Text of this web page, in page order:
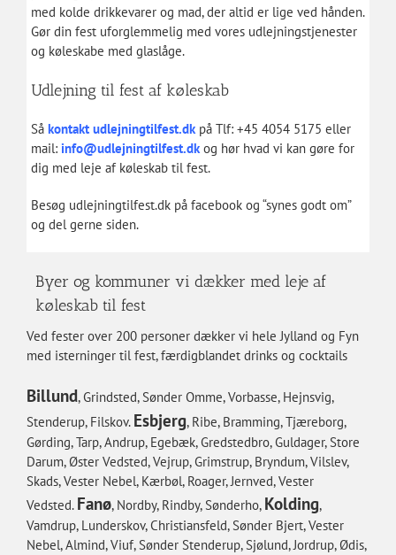
med kolde drikkevarer og mad, der altid er lige ved hånden.
Gør din fest uforglemmelig med vores udlejningstjenester
og køleskabe med glaslåge.
Udlejning til fest af køleskab
Så kontakt udlejningtilfest.dkpå Tlf: +45 4054 5175 eller
mail: info@udlejningtilfest.dkog hør hvad vi kan gøre for
dig med leje af køleskab til fest.
Besøg udlejningtilfest.dk på facebookog “synes godt om”
og del gerne siden.
Byer og kommuner vi dækker med leje af
køleskab til fest
Ved fester over 200 personer dækker vi hele Jylland og Fyn
med isterninger til fest, færdigblandet drinks og cocktails
Billund, Grindsted, Sønder Omme, Vorbasse, Hejnsvig,
Stenderup, Filskov. Esbjerg, Ribe, Bramming, Tjæreborg,
Gørding, Tarp, Andrup, Egebæk, Gredstedbro, Guldager, Store
Darum, Øster Vedsted, Vejrup, Grimstrup, Bryndum, Vilslev,
Skads, Vester Nebel, Kærbøl, Roager, Jernved, Vester
Vedsted. Fanø, Nordby, Rindby, Sønderho, Kolding,
Vamdrup, Lunderskov, Christiansfeld, Sønder Bjert, Vester
Nebel, Almind, Viuf, Sønder Stenderup, Sjølund, Jordrup, Ødis,